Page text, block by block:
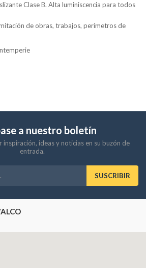
Clase B. Alta luminiscencia para todos
de obras, trabajos, perímetros de
a nuestro boletín
inspiración, ideas y noticias en su buzón de
entrada.
SUSCRIBIR